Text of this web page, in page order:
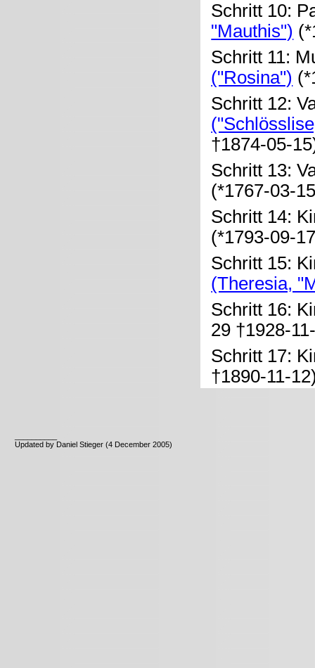
Schritt 10:
"Mauthis")
Schritt 11:
("Rosina")
Schritt 12:
†1874-05-
Schritt 13:
(*1767-03-
Schritt 14:
(*1793-09-
Schritt 15:
(Theresia,
Schritt 16:
29 †1928-
Schritt 17:
†1890-11-
Updated by Daniel Stieger (4 December 2005)